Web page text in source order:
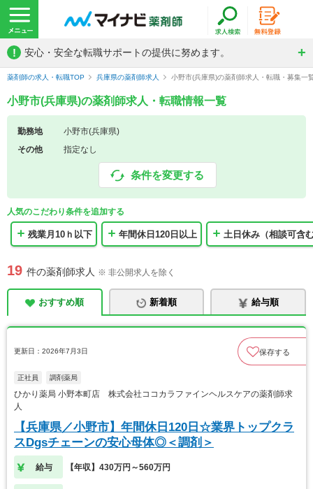
! 安心・安全な転職サポートの提供に努めます。
薬剤師の求人・転職TOP 兵庫県の薬剤師求人 小野市(兵庫県)の薬剤師求人・転職・募集一
小野市(兵庫県)の薬剤師求人・転職情報一覧
勤務地
小野市(兵庫県)
その他
指定なし
条件を変更する
人気のこだわり条件を追加する
残業月10ｈ以下 年間休日120日以上 土日休み（相談可含
19 件の薬剤師求人 ※ 非公開求人を除く
おすすめ順 新着順 給与順
更新日：2026年7月3日 保存する
正社員 調剤薬局
ひかり薬局 小野本町店 株式会社ココカラファインヘルスケアの薬剤師求
人
【兵庫県／小野市】年間休日120日☆業界トップクラ
スDgsチェーンの安心母体◎＜調剤＞
給与 【年収】430万円～560万円